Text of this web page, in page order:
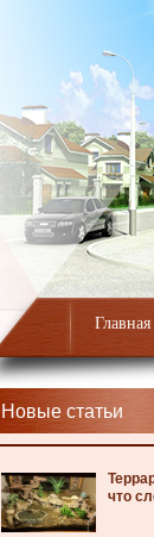
Главная
Новые статьи
что